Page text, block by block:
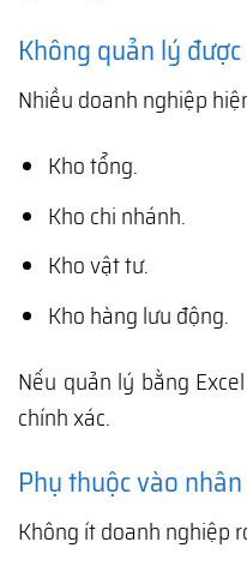
Không quản lý
Nhiều doanh nghiệp
Kho tổng.
Kho chi nhánh.
Kho vật tư.
Kho hàng lưu động.
Nếu quản lý bằng
chính xác.
Phụ thuộc vào
Không ít doanh nghiệp